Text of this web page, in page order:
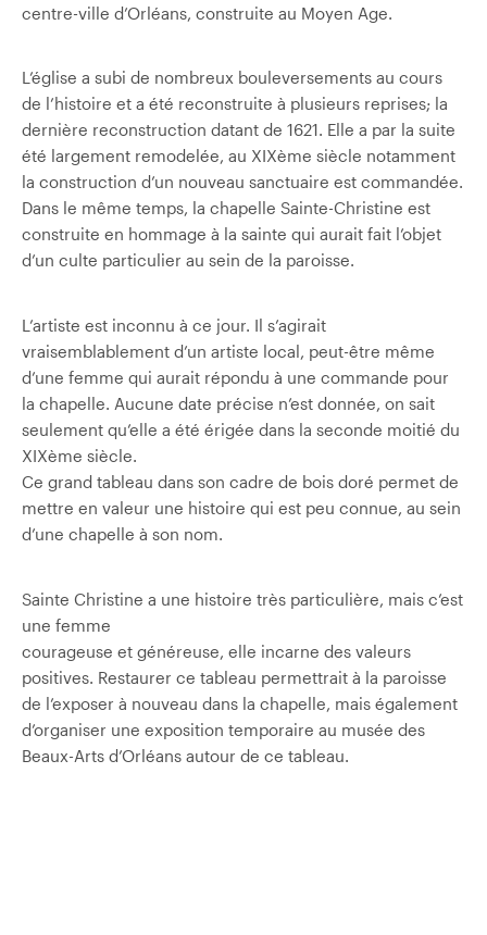
centre-ville d’Orléans, construite au Moyen Age.
L’église a subi de nombreux bouleversements au cours
de l’histoire et a été reconstruite à plusieurs reprises; la
dernière reconstruction datant de 1621. Elle a par la suite
été largement remodelée, au XIXème siècle notamment
la construction d’un nouveau sanctuaire est commandée.
Dans le même temps, la chapelle Sainte-Christine est
construite en hommage à la sainte qui aurait fait l’objet
d’un culte particulier au sein de la paroisse.
L’artiste est inconnu à ce jour. Il s’agirait
vraisemblablement d’un artiste local, peut-être même
d’une femme qui aurait répondu à une commande pour
la chapelle. Aucune date précise n’est donnée, on sait
seulement qu’elle a été érigée dans la seconde moitié du
XIXème siècle.
Ce grand tableau dans son cadre de bois doré permet de
mettre en valeur une histoire qui est peu connue, au sein
d’une chapelle à son nom.
Sainte Christine a une histoire très particulière, mais c’est
une femme
courageuse et généreuse, elle incarne des valeurs
positives. Restaurer ce tableau permettrait à la paroisse
de l’exposer à nouveau dans la chapelle, mais également
d’organiser une exposition temporaire au musée des
Beaux-Arts d’Orléans autour de ce tableau.